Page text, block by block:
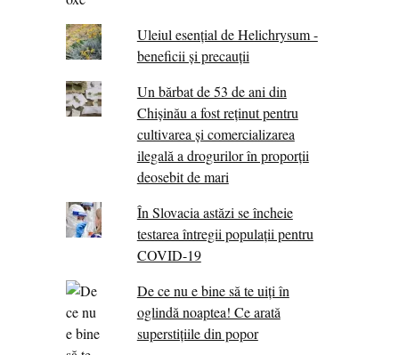
Uleiul esențial de Helichrysum -
beneficii și precauții
Un bărbat de 53 de ani din
Chișinău a fost reținut pentru
cultivarea și comercializarea
ilegală a drogurilor în proporții
deosebit de mari
În Slovacia astăzi se încheie
testarea întregii populații pentru
COVID-19
De ce nu e bine să te uiți în
oglindă noaptea! Ce arată
superstițiile din popor